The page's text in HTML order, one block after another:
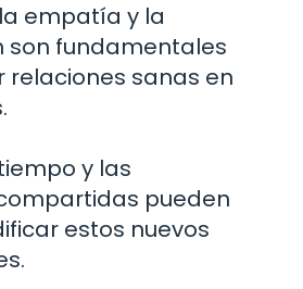
empatía y la
son fundamentales
relaciones sanas en
y las
pueden
estos nuevos